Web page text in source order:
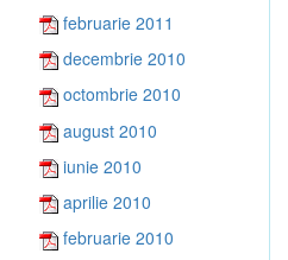
februarie 2011
decembrie 2010
octombrie 2010
august 2010
iunie 2010
aprilie 2010
februarie 2010